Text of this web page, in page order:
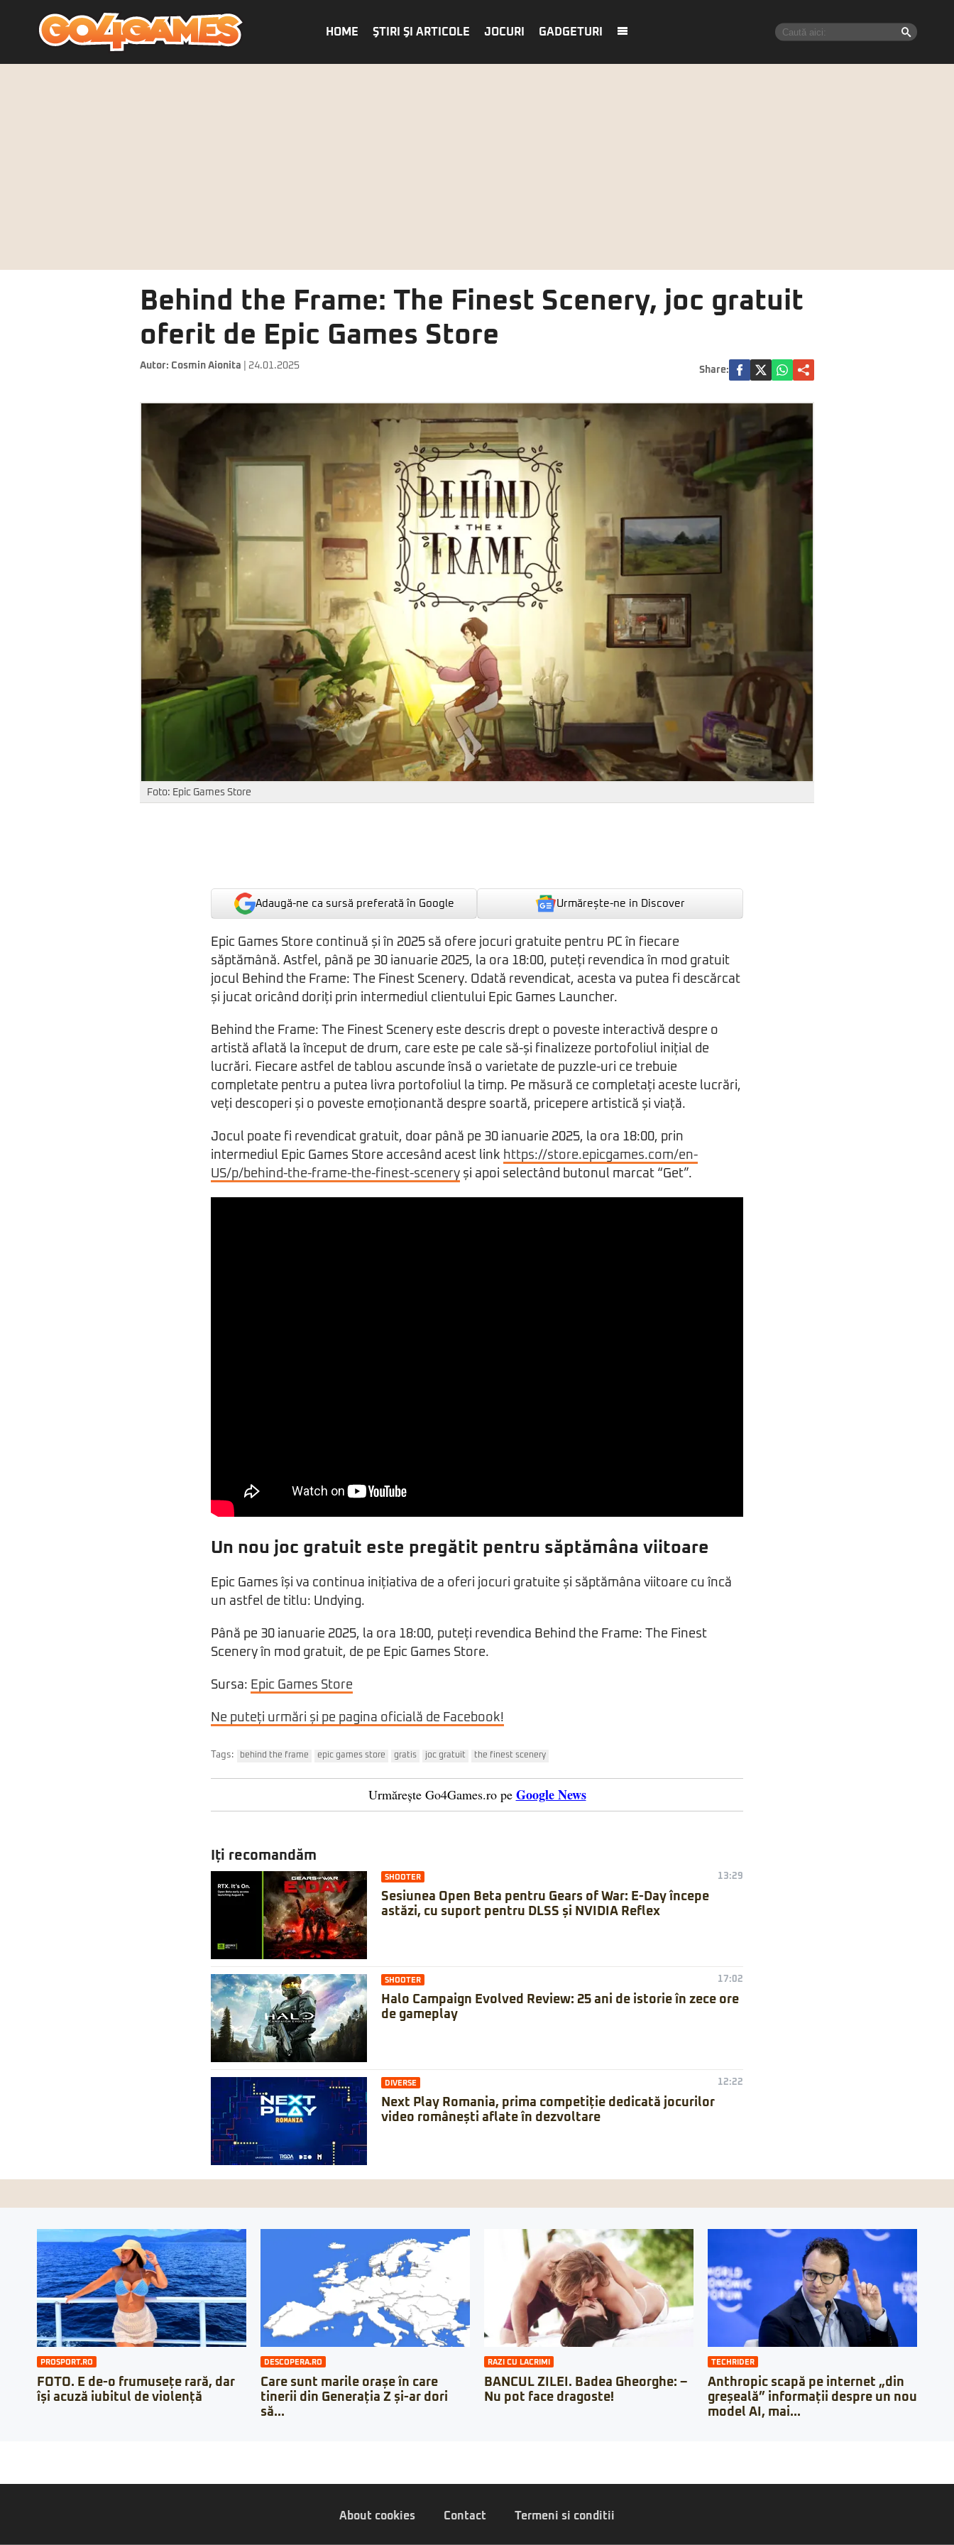
HOME ŞTIRI ŞI ARTICOLE JOCURI GADGETURI
Behind the Frame: The Finest Scenery, joc gratuit
oferit de Epic Games Store
Autor: Cosmin Aionita | 24.01.2025 Share:
Foto: Epic Games Store
Adaugă-ne ca sursă preferată în Google Urmărește-ne in Discover
Epic Games Store continuă și în 2025 să ofere jocuri gratuite pentru PC în fiecare
săptămână. Astfel, până pe 30 ianuarie 2025, la ora 18:00, puteți revendica în mod gratuit
jocul Behind the Frame: The Finest Scenery. Odată revendicat, acesta va putea fi descărcat
și jucat oricând doriți prin intermediul clientului Epic Games Launcher.
Behind the Frame: The Finest Scenery este descris drept o poveste interactivă despre o
artistă aflată la început de drum, care este pe cale să-și finalizeze portofoliul inițial de
lucrări. Fiecare astfel de tablou ascunde însă o varietate de puzzle-uri ce trebuie
completate pentru a putea livra portofoliul la timp. Pe măsură ce completați aceste lucrări,
veți descoperi și o poveste emoționantă despre soartă, pricepere artistică și viață.
Jocul poate fi revendicat gratuit, doar până pe 30 ianuarie 2025, la ora 18:00, prin
intermediul Epic Games Store accesând acest link https://store.epicgames.com/en-
US/p/behind-the-frame-the-finest-scenery și apoi selectând butonul marcat “Get”.
Un nou joc gratuit este pregătit pentru săptămâna viitoare
Epic Games își va continua inițiativa de a oferi jocuri gratuite și săptămâna viitoare cu încă
un astfel de titlu: Undying.
Până pe 30 ianuarie 2025, la ora 18:00, puteți revendica Behind the Frame: The Finest
Scenery în mod gratuit, de pe Epic Games Store.
Sursa: Epic Games Store
Ne puteți urmări și pe pagina oficială de Facebook!
Tags: behind the frame epic games store gratis joc gratuit the finest scenery
Urmărește Go4Games.ro pe Google News
Iți recomandăm
SHOOTER 13:29
Sesiunea Open Beta pentru Gears of War: E-Day începe
astăzi, cu suport pentru DLSS și NVIDIA Reflex
SHOOTER 17:02
Halo Campaign Evolved Review: 25 ani de istorie în zece ore
de gameplay
DIVERSE 12:22
Next Play Romania, prima competiție dedicată jocurilor
video românești aflate în dezvoltare
PROSPORT.RO
FOTO. E de-o frumusețe rară, dar
își acuză iubitul de violență
DESCOPERA.RO
Care sunt marile orașe în care
tinerii din Generația Z și-ar dori
să...
RAZI CU LACRIMI
BANCUL ZILEI. Badea Gheorghe: –
Nu pot face dragoste!
TECHRIDER
Anthropic scapă pe internet „din
greșeală” informații despre un nou
model AI, mai...
About cookies Contact Termeni si conditii